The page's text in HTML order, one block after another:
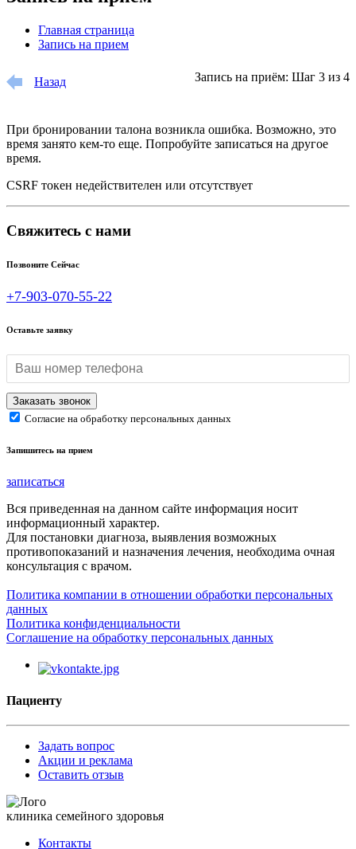
Главная страница
Запись на прием
Назад Запись на приём: Шаг 3 из 4
При бронировании талона возникла ошибка. Возможно, это
время занято кем-то еще. Попробуйте записаться на другое
время.
CSRF токен недействителен или отсутствует
Свяжитесь с нами
Позвоните Сейчас
+7-903-070-55-22
Оставьте заявку
Согласие на обработку персональных данных
Запишитесь на прием
записаться
Вся приведенная на данном сайте информация носит
информационный характер.
Для постановки диагноза, выявления возможных
противопоказаний и назначения лечения, необходима очная
консультация с врачом.
Политика компании в отношении обработки персональных
данных
Политика конфиденциальности
Соглашение на обработку персональных данных
Пациенту
Задать вопрос
Акции и реклама
Оставить отзыв
клиника семейного здоровья
Контакты